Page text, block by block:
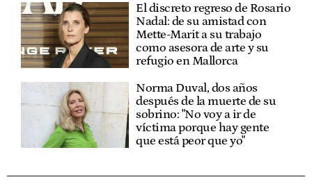
El discreto regreso de Rosario
Nadal: de su amistad con
Mette-Marit a su trabajo
como asesora de arte y su
refugio en Mallorca
Norma Duval, dos años
después de la muerte de su
sobrino: "No voy a ir de
víctima porque hay gente
que está peor que yo"